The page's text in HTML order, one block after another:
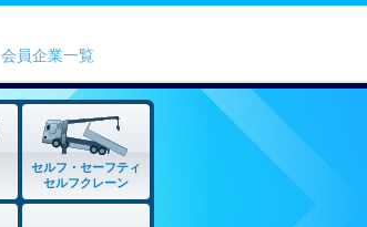
会員企業一覧
セルフ・セーフティ
セルフクレーン